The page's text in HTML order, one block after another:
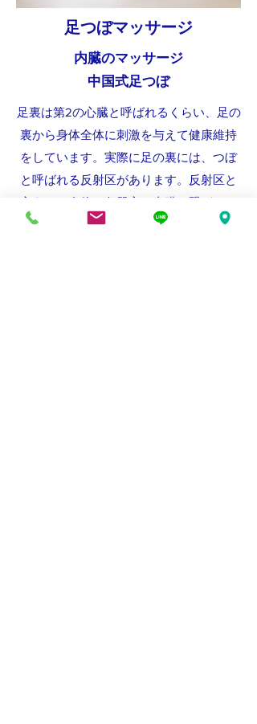
足つぼマッサージ
内臓のマッサージ
中国式足つぼ
足裏は第2の心臓と呼ばれるくらい、足の
裏から身体全体に刺激を与えて健康維持
をしています。実際に足の裏には、つぼ
と呼ばれる反射区があります。反射区と
言うのは身体の各器官や内臓に繋がって
いる末梢神経が集中している場所のこと